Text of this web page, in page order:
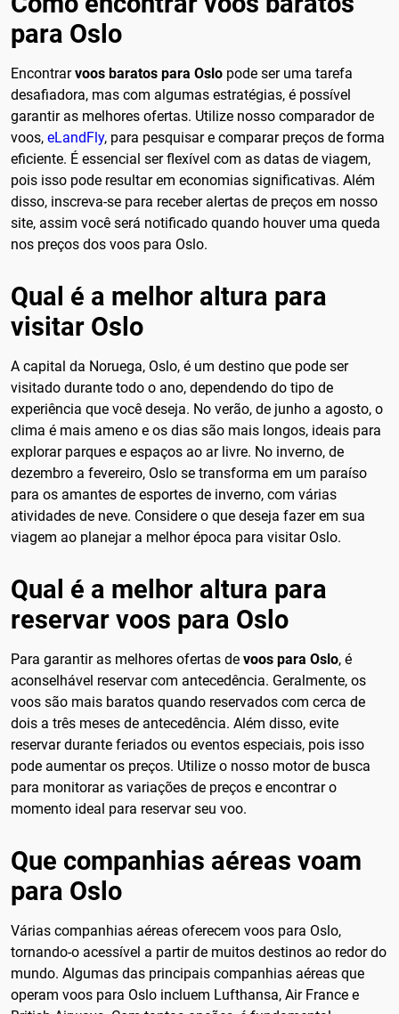
para Oslo
Encontrarvoos baratos para Oslo pode ser uma tarefa
desafiadora, mas com algumas estratégias, é possível
garantir as melhores ofertas. Utilize nosso comparador de
voos, eLandFly, para pesquisar e comparar preços de forma
eficiente. É essencial ser flexível com as datas de viagem,
pois isso pode resultar em economias significativas. Além
disso, inscreva-se para receber alertas de preços em nosso
site, assim você será notificado quando houver uma queda
nos preços dos voos para Oslo.
Qual é a melhor altura para
visitar Oslo
A capital da Noruega, Oslo, é um destino que pode ser
visitado durante todo o ano, dependendo do tipo de
experiência que você deseja. No verão, de junho a agosto, o
clima é mais ameno e os dias são mais longos, ideais para
explorar parques e espaços ao ar livre. No inverno, de
dezembro a fevereiro, Oslo se transforma em um paraíso
para os amantes de esportes de inverno, com várias
atividades de neve. Considere o que deseja fazer em sua
viagem ao planejar a melhor época para visitar Oslo.
Qual é a melhor altura para
reservar voos para Oslo
Para garantir as melhores ofertas de voos para Oslo, é
aconselhável reservar com antecedência. Geralmente, os
voos são mais baratos quando reservados com cerca de
dois a três meses de antecedência. Além disso, evite
reservar durante feriados ou eventos especiais, pois isso
pode aumentar os preços. Utilize o nosso motor de busca
para monitorar as variações de preços e encontrar o
momento ideal para reservar seu voo.
Que companhias aéreas voam
para Oslo
Várias companhias aéreas oferecem voos para Oslo,
tornando-o acessível a partir de muitos destinos ao redor do
mundo. Algumas das principais companhias aéreas que
operam voos para Oslo incluem Lufthansa, Air France e